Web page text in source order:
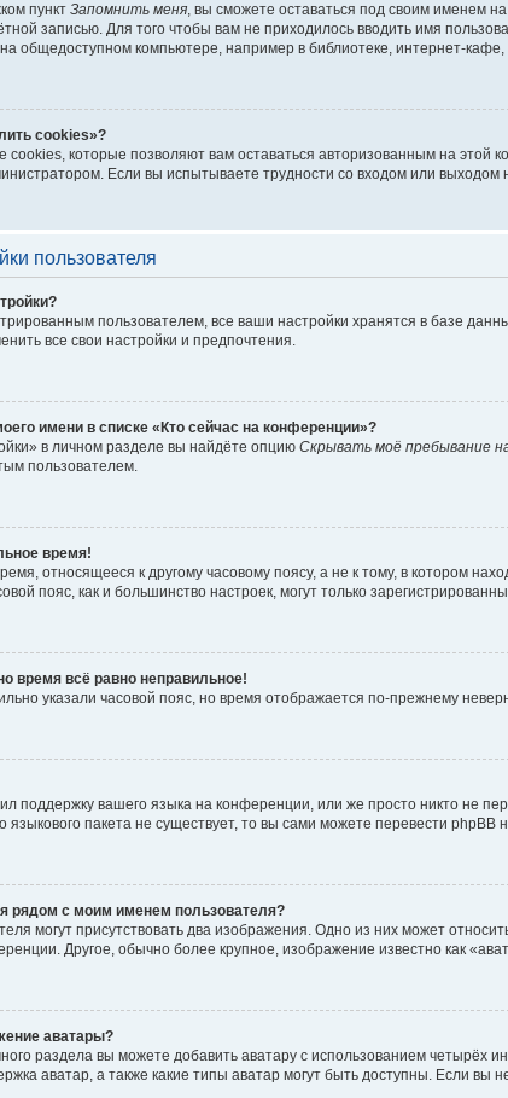
пункт Запомнить меня, вы сможете оставаться под своим именем
записью. Для того чтобы вам не приходилось вводить имя
общедоступном компьютере, например в библиотеке, интернет-кафе,
cookies»?
cookies, которые позволяют вам оставаться авторизованным на
Если вы испытываете трудности со входом или
пользователя
пользователем, все ваши настройки хранятся в базе
все свои настройки и предпочтения.
имени в списке «Кто сейчас на конференции»?
в личном разделе вы найдёте опцию Скрывать моё пребывание
пользователем.
время!
относящееся к другому часовому поясу, а не к тому, в котором
пояс, как и большинство настроек, могут только
время всё равно неправильное!
указали часовой пояс, но время отображается по-прежнему
поддержку вашего языка на конференции, или же просто никто не
языкового пакета не существует, то вы сами можете перевести
рядом с моим именем пользователя?
могут присутствовать два изображения. Одно из них может
Другое, обычно более крупное, изображение известно как
аватары?
раздела вы можете добавить аватару с использованием четырёх
аватар, а также какие типы аватар могут быть доступны. Если